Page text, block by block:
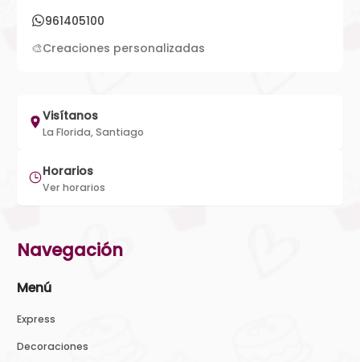
961405100
🎨Creaciones personalizadas
Visítanos
La Florida, Santiago
Horarios
Ver horarios
Navegación
Menú
Express
Decoraciones